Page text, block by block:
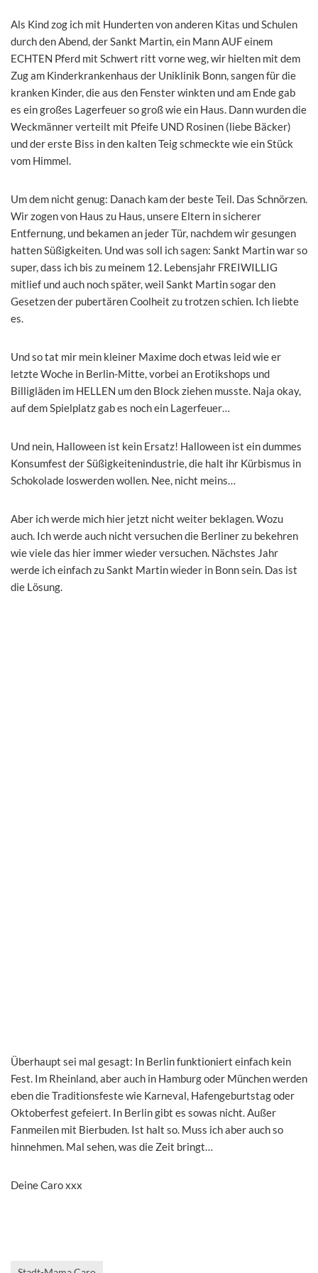
Als Kind zog ich mit Hunderten von anderen Kitas und Schulen
durch den Abend, der Sankt Martin, ein Mann AUF einem
ECHTEN Pferd mit Schwert ritt vorne weg, wir hielten mit dem
Zug am Kinderkrankenhaus der Uniklinik Bonn, sangen für die
kranken Kinder, die aus den Fenster winkten und am Ende gab
es ein großes Lagerfeuer so groß wie ein Haus. Dann wurden die
Weckmänner verteilt mit Pfeife UND Rosinen (liebe Bäcker)
und der erste Biss in den kalten Teig schmeckte wie ein Stück
vom Himmel.
Um dem nicht genug: Danach kam der beste Teil. Das Schnörzen.
Wir zogen von Haus zu Haus, unsere Eltern in sicherer
Entfernung, und bekamen an jeder Tür, nachdem wir gesungen
hatten Süßigkeiten. Und was soll ich sagen: Sankt Martin war so
super, dass ich bis zu meinem 12. Lebensjahr FREIWILLIG
mitlief und auch noch später, weil Sankt Martin sogar den
Gesetzen der pubertären Coolheit zu trotzen schien. Ich liebte
es.
Und so tat mir mein kleiner Maxime doch etwas leid wie er
letzte Woche in Berlin-Mitte, vorbei an Erotikshops und
Billigläden im HELLEN um den Block ziehen musste. Naja okay,
auf dem Spielplatz gab es noch ein Lagerfeuer…
Und nein, Halloween ist kein Ersatz! Halloween ist ein dummes
Konsumfest der Süßigkeitenindustrie, die halt ihr Kürbismus in
Schokolade loswerden wollen. Nee, nicht meins…
Aber ich werde mich hier jetzt nicht weiter beklagen. Wozu
auch. Ich werde auch nicht versuchen die Berliner zu bekehren
wie viele das hier immer wieder versuchen. Nächstes Jahr
werde ich einfach zu Sankt Martin wieder in Bonn sein. Das ist
die Lösung.
Überhaupt sei mal gesagt: In Berlin funktioniert einfach kein
Fest. Im Rheinland, aber auch in Hamburg oder München werden
eben die Traditionsfeste wie Karneval, Hafengeburtstag oder
Oktoberfest gefeiert. In Berlin gibt es sowas nicht. Außer
Fanmeilen mit Bierbuden. Ist halt so. Muss ich aber auch so
hinnehmen. Mal sehen, was die Zeit bringt…
Deine Caro xxx